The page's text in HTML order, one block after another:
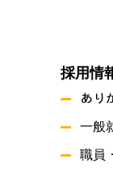
採用情
あり
一般
職員